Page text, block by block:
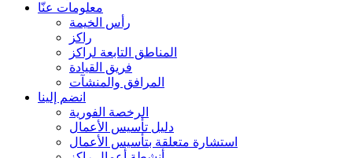
معلومات عنّا
رأس الخيمة
راكز
المناطق التابعة لراكز
فريق القيادة
المرافق والمنشآت
انضم إلينا
الرخصة الفورية
دليل تأسيس الأعمال
استشارة متعلقة بتأسيس الأعمال